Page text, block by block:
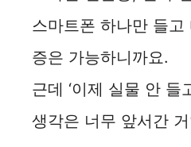
스마트폰 하나만 들고
증은 가능하니까요.
근데 ‘이제 실물 안 들
생각은 너무 앞서간